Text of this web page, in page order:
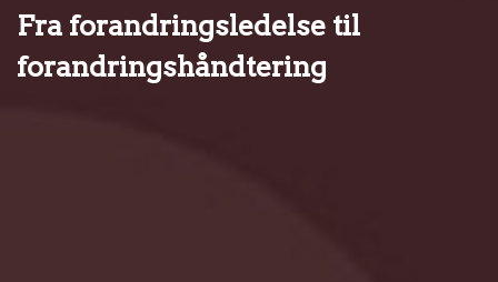
Fra forandringsledelse til
forandringshåndtering